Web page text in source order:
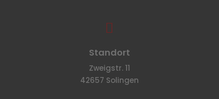

Standort
Zweigstr. 11
42657 Solingen